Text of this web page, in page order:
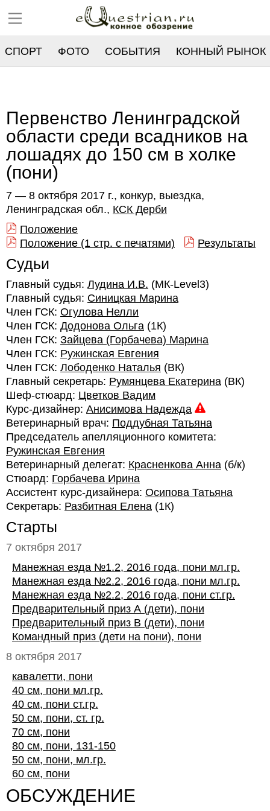
СПОРТ ФОТО СОБЫТИЯ КОННЫЙ РЫНОК
Первенство Ленинградской
области среди всадников на
лошадях до 150 см в холке
(пони)
7 — 8 октября 2017 г., конкур, выездка,
Ленинградская обл., КСК Дерби
Положение
Положение (1 стр. с печатями)
Результаты
Судьи
Главный судья: Лудина И.В. (МК-Level3)
Главный судья: Синицкая Марина
Член ГСК: Огулова Нелли
Член ГСК: Додонова Ольга (1К)
Член ГСК: Зайцева (Горбачева) Марина
Член ГСК: Ружинская Евгения
Член ГСК: Лободенко Наталья (ВК)
Главный секретарь: Румянцева Екатерина (ВК)
Шеф-стюард: Цветков Вадим
Курс-дизайнер: Анисимова Надежда
Ветеринарный врач: Поддубная Татьяна
Председатель апелляционного комитета:
Ружинская Евгения
Ветеринарный делегат: Красненкова Анна (б/к)
Стюард: Горбачева Ирина
Ассистент курс-дизайнера: Осипова Татьяна
Секретарь: Разбитная Елена (1К)
Старты
7 октября 2017
Манежная езда №1.2, 2016 года, пони мл.гр.
Манежная езда №2.2, 2016 года, пони мл.гр.
Манежная езда №2.2, 2016 года, пони ст.гр.
Предварительный приз А (дети), пони
Предварительный приз В (дети), пони
Командный приз (дети на пони), пони
8 октября 2017
кавалетти, пони
40 см, пони мл.гр.
40 см, пони ст.гр.
50 см, пони, ст. гр.
70 см, пони
80 см, пони, 131-150
50 см, пони, мл.гр.
60 см, пони
ОБСУЖДЕНИЕ